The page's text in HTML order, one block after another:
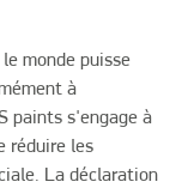
monde puisse
à
paints s'engage à
réduire les
La déclaration